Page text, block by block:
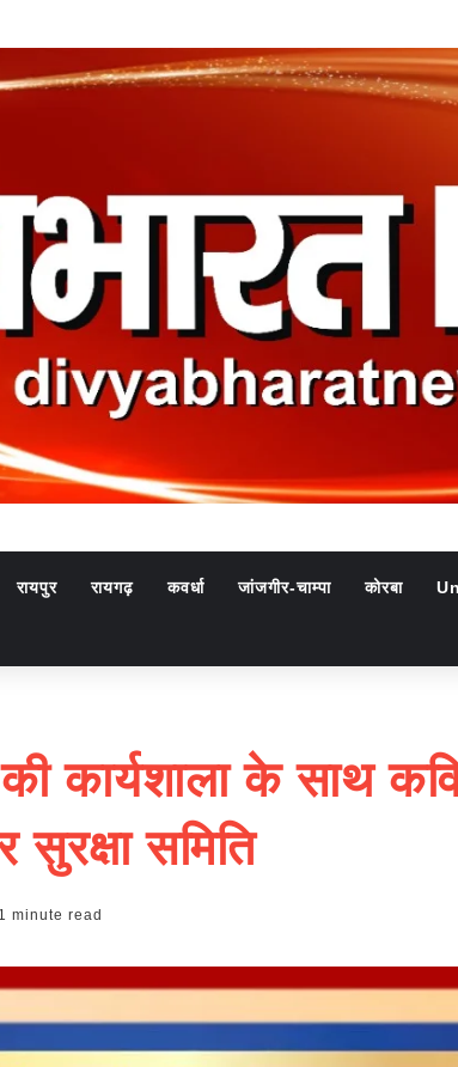
रायपुर रायगढ़ कवर्धा जांजगीर-चाम्पा कोरबा
की कार्यशाला के साथ
समिति
1 minute read